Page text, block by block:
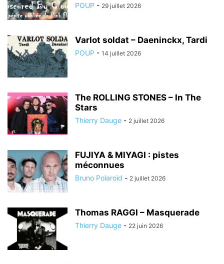
POUP - 29 juillet 2026
Varlot soldat – Daeninckx, Tardi
POUP - 14 juillet 2026
The ROLLING STONES – In The
Stars
Thierry Dauge - 2 juillet 2026
FUJIYA & MIYAGI : pistes
méconnues
Bruno Polaroid - 2 juillet 2026
Thomas RAGGI – Masquerade
Thierry Dauge - 22 juin 2026